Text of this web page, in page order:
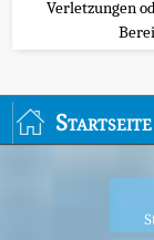
Verletzungen
Startseite